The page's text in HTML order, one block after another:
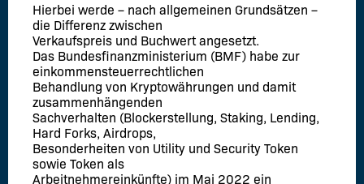
Hierbei werde – nach allgemeinen Grundsätzen –
die Differenz zwischen
Verkaufspreis und Buchwert angesetzt.
Das Bundesfinanzministerium (BMF) habe zur
einkommensteuerrechtlichen
Behandlung von Kryptowährungen und damit
zusammenhängenden
Sachverhalten (Blockerstellung, Staking, Lending,
Hard Forks, Airdrops,
Besonderheiten von Utility und Security Token
sowie Token als
Arbeitnehmereinkünfte) im Mai 2022 ein